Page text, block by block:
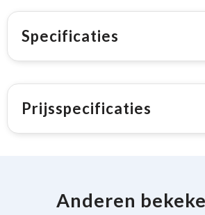
Specificaties
Prijsspecificaties
Anderen